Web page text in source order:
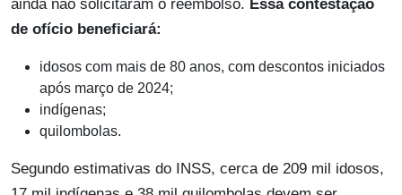
ainda não solicitaram o reembolso. Essa contestação
de ofício beneficiará:
idosos com mais de 80 anos, com descontos iniciados
após março de 2024;
indígenas;
quilombolas.
Segundo estimativas do INSS, cerca de 209 mil idosos,